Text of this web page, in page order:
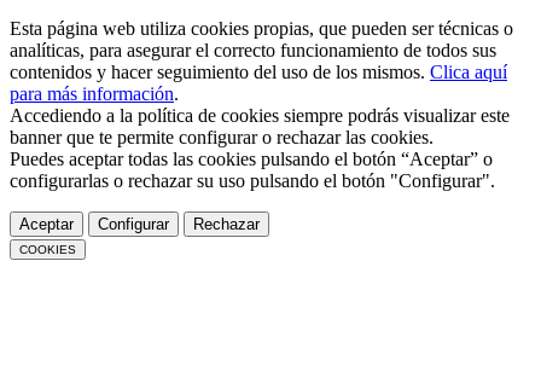
Esta página web utiliza cookies propias, que pueden ser técnicas o
analíticas, para asegurar el correcto funcionamiento de todos sus
contenidos y hacer seguimiento del uso de los mismos. Clica aquí
para más información.
Accediendo a la política de cookies siempre podrás visualizar este
banner que te permite configurar o rechazar las cookies.
Puedes aceptar todas las cookies pulsando el botón “Aceptar” o
configurarlas o rechazar su uso pulsando el botón "Configurar".
Aceptar Configurar Rechazar
COOKIES